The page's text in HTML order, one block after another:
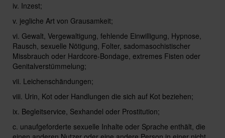
iv. Inzest;
v. jegliche Art von Grausamkeit;
vi. Gewalt, Vergewaltigung, fehlende Einwilligung, Hypnose,
Rausch, sexuelle Nötigung, Folter, sadomasochistischer
Missbrauch oder Hardcore-Bondage, extremes Fisten oder
Genitalverstümmelung;
vii. Leichenschändungen;
viii. Urin, Kot oder Handlungen die sich auf Kot beziehen;
ix. Begleitservice, Sexhandel oder Prostitution;
c. unaufgeforderte sexuelle Inhalte oder Sprache enthält, die